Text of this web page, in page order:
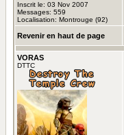
Inscrit le: 03 Nov 2007
Messages: 559
Localisation: Montrouge (92)
Revenir en haut de page
VORAS
DTTC